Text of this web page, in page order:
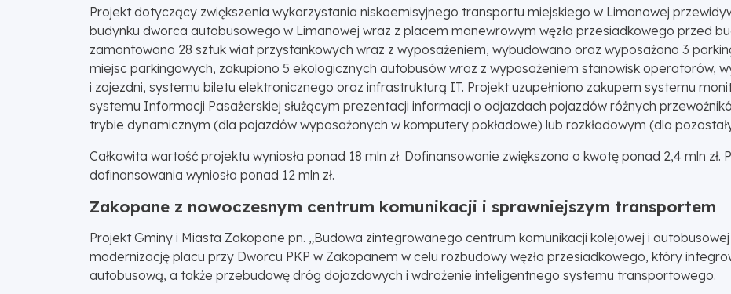
Projekt dotyczący zwiększenia wykorzystania niskoemisyjnego transportu miejskiego w Limanowej
budynku dworca autobusowego w Limanowej wraz z placem manewrowym węzła przesiadkowego przed
zamontowano 28 sztuk wiat przystankowych wraz z wyposażeniem, wybudowano oraz wyposażono 3
miejsc parkingowych, zakupiono 5 ekologicznych autobusów wraz z wyposażeniem stanowisk operatorów,
i zajezdni, systemu biletu elektronicznego oraz infrastrukturą IT. Projekt uzupełniono zakupem systemu
systemu Informacji Pasażerskiej służącym prezentacji informacji o odjazdach pojazdów różnych
trybie dynamicznym (dla pojazdów wyposażonych w komputery pokładowe) lub rozkładowym (dla
Całkowita wartość projektu wyniosła ponad 18 mln zł. Dofinansowanie zwiększono o kwotę ponad 2,4 mln zł.
dofinansowania wyniosła ponad 12 mln zł.
Zakopane z nowoczesnym centrum komunikacji i sprawniejszym transportem
Projekt Gminy i Miasta Zakopane pn. „Budowa zintegrowanego centrum komunikacji kolejowej i
modernizację placu przy Dworcu PKP w Zakopanem w celu rozbudowy węzła przesiadkowego, który
autobusową, a także przebudowę dróg dojazdowych i wdrożenie inteligentnego systemu transportowego.